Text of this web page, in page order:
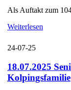
Als Auftakt zum
Weiterlesen
24-07-25
18.07.2025
Kolpingsfamilie